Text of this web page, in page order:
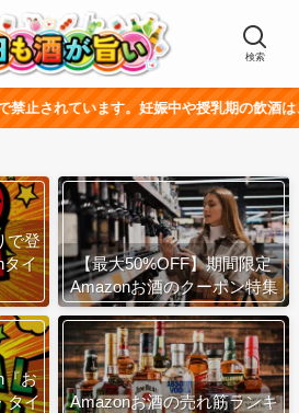
検索
。妊娠中や授乳期の飲酒は、胎児・乳幼
で登
タイ
【最大50%OFF】期間限定
Amazonお酒のクーポン特集
『お
タイ
Amazonお酒の売れ筋ランキ